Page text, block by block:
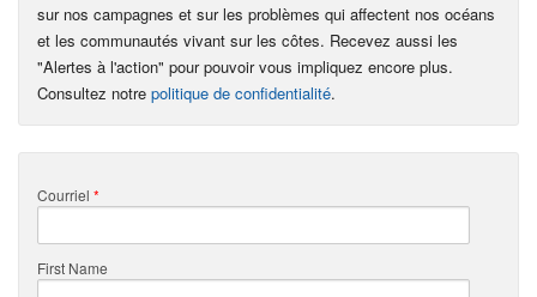
sur nos campagnes et sur les problèmes qui affectent nos océans
et les communautés vivant sur les côtes. Recevez aussi les
"Alertes à l'action" pour pouvoir vous impliquez encore plus.
Consultez notre politique de confidentialité.
Courriel *
First Name